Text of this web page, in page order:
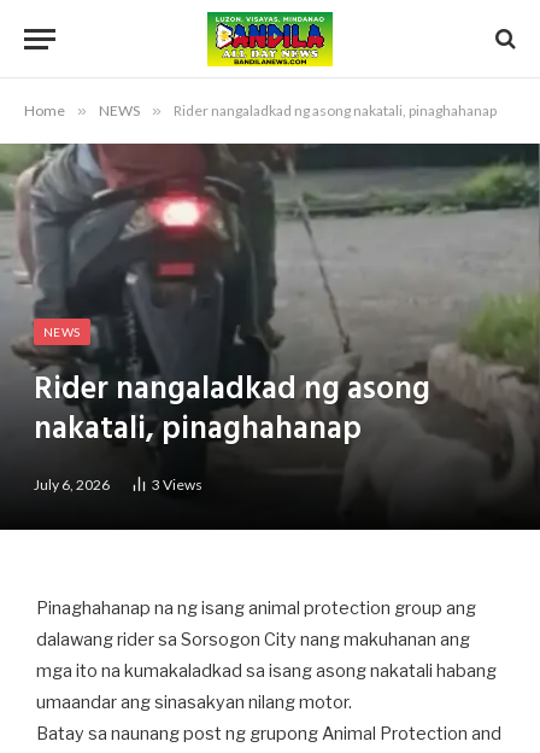
Home » NEWS » Rider nangaladkad ng asong nakatali, pinaghahanap
NEWS
Rider nangaladkad ng asong
nakatali, pinaghahanap
July 6, 2026 3 Views
Pinaghahanap na ng isang animal protection group ang
dalawang rider sa Sorsogon City nang makuhanan ang
mga ito na kumakaladkad sa isang asong nakatali habang
umaandar ang sinasakyan nilang motor.
Batay sa naunang post ng grupong Animal Protection and